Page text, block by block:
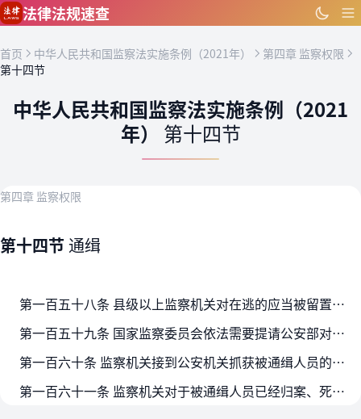
跳到主要内容
法律法规速查
首页 中华人民共和国监察法实施条例（2021年）
第四章 监察权限
第十四节
中华人民共和国监察法实施条例（2021
年） 第十四节
第四章 监察权限
第十四节 通缉
第一百五十八条 县级以上监察机关对在逃的应当被留置人员，依法决定在本行政区域内通缉的，应当按规定报批，送交同级公安机关执行。送交执行时，应当出具《通缉决定书》，附《留置决定书》…
第一百五十九条 国家监察委员会依法需要提请公安部对在逃人员发布公安部通缉令的，应当先提请公安部采取网上追逃措施。如情况紧急，可以向公安部同时出具《通缉决定书》和《提请采取网上追…
第一百六十条 监察机关接到公安机关抓获被通缉人员的通知后，应当立即核实被抓获人员身份，并在接到通知后二十四小时以内派员办理交接手续。边远或者交通不便地区，至迟不得超过三日。
第一百六十一条 监察机关对于被通缉人员已经归案、死亡，或者依法撤销留置决定以及发现有其他不需要继续采取通缉措施情形的，应当经审批出具《撤销通缉通知书》，送交协助采取原措施的公安…